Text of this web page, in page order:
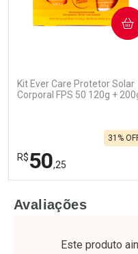
Kit Ever Care Protetor Solar
Corporal FPS 50 120g +
R$50,25
31%
COMPRAR
Laboratório
Por Menos
Avaliações
Este produto